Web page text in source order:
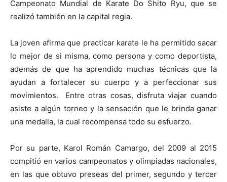
Campeonato Mundial de Karate Do Shito Ryu, que se
realizó también en la capital regia.
La joven afirma que practicar karate le ha permitido sacar
lo mejor de si misma, como persona y como deportista,
además de que ha aprendido muchas técnicas que la
ayudan a fortalecer su cuerpo y a perfeccionar sus
movimientos. Entre otras cosas, disfruta viajar cuando
asiste a algún torneo y la sensación que le brinda ganar
una medalla, la cual recompensa todo su esfuerzo.
Por su parte, Karol Román Camargo, del 2009 al 2015
compitió en varios campeonatos y olimpiadas nacionales,
en las que obtuvo preseas del primer, segundo y tercer